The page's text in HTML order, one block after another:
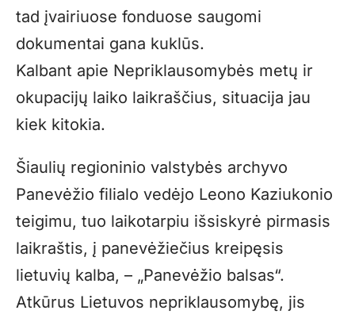
tad įvairiuose fonduose saugomi
dokumentai gana kuklūs.
Kalbant apie Nepriklausomybės metų ir
okupacijų laiko laikraščius, situacija jau
kiek kitokia.
Šiaulių regioninio valstybės archyvo
Panevėžio filialo vedėjo Leono Kaziukonio
teigimu, tuo laikotarpiu išsiskyrė pirmasis
laikraštis, į panevėžiečius kreipęsis
lietuvių kalba, – „Panevėžio balsas“.
Atkūrus Lietuvos nepriklausomybę, jis